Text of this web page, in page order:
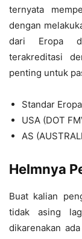
ternyata
dengan
dari Eropa di
terakreditasi
penting untuk
Standar
USA (DOT
AS
Helmnya
Buat kalian
tidak asing
dikarenakan